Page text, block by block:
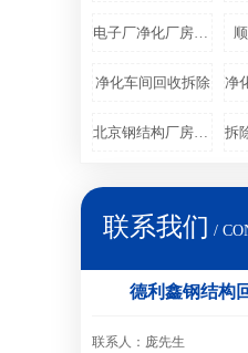
电子厂净化厂房回收
净化车间回收拆除
北京钢结构厂房回收
联系我们 /
德利鑫钢结构
联系人：庞先生